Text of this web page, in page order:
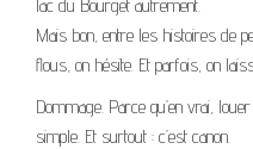
lac du Bourget autrement.
Mais bon, entre les histoires de
flous, on hésite. Et parfois, on
Dommage. Parce qu’en vrai,
simple. Et surtout : c’est canon.